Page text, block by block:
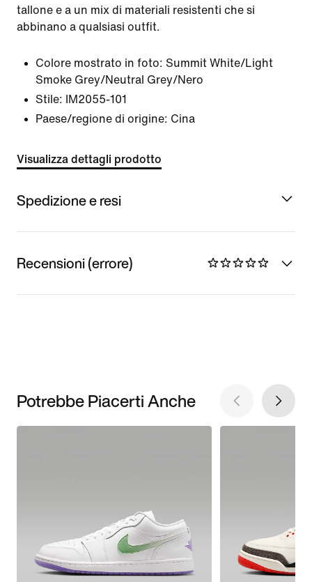
tallone e a un mix di materiali resistenti che si
abbinano a qualsiasi outfit.
Colore mostrato in foto: Summit White/Light
Smoke Grey/Neutral Grey/Nero
Stile:
IM2055-101
Paese/regione di origine: Cina
Visualizza dettagli prodotto
Spedizione e resi
Recensioni (errore)
Potrebbe Piacerti Anche